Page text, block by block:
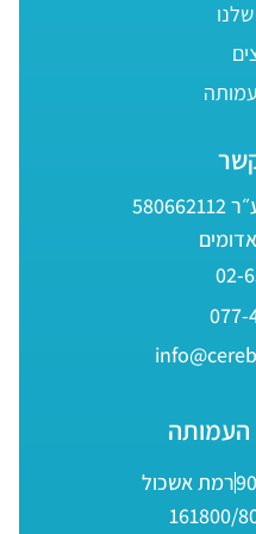
02-
077-
העמותה
רמת אשכול